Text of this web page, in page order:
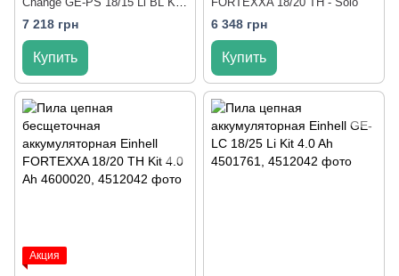
4.0 Ah
7 218 грн
Купить
6 348 грн
Купить
Акция